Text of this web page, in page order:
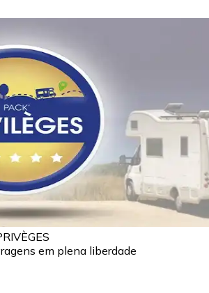
em plena liberdade